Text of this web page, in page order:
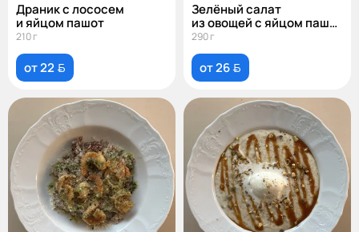
Драник с лососем
и яйцом пашот
210 г
от 22 
Зелёный салат
из овощей с яйцом пашот
и лососем
290 г
от 26 